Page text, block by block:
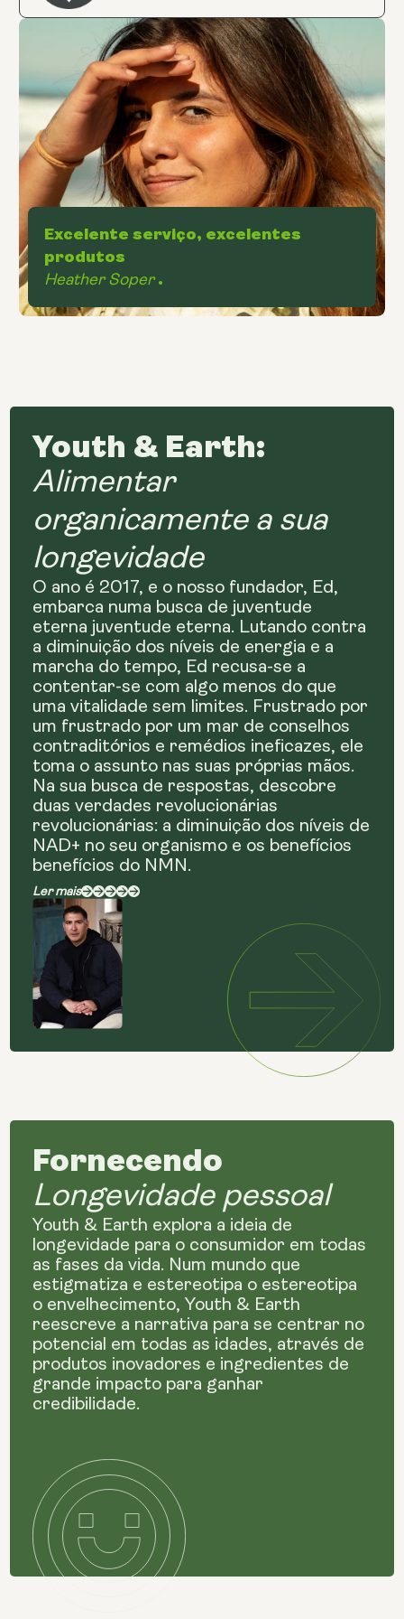
Excelente serviço, excelentes
produtos
Heather Soper .
Youth & Earth:
Alimentar
organicamente a sua
longevidade
O ano é 2017, e o nosso fundador, Ed,
embarca numa busca de juventude
eterna juventude eterna. Lutando contra
a diminuição dos níveis de energia e a
marcha do tempo, Ed recusa-se a
contentar-se com algo menos do que
uma vitalidade sem limites. Frustrado por
um frustrado por um mar de conselhos
contraditórios e remédios ineficazes, ele
toma o assunto nas suas próprias mãos.
Na sua busca de respostas, descobre
duas verdades revolucionárias
revolucionárias: a diminuição dos níveis de
NAD+ no seu organismo e os benefícios
benefícios do NMN.
Ler mais
Fornecendo
Longevidade pessoal
Youth & Earth explora a ideia de
longevidade para o consumidor em todas
as fases da vida. Num mundo que
estigmatiza e estereotipa o estereotipa
o envelhecimento, Youth & Earth
reescreve a narrativa para se centrar no
potencial em todas as idades, através de
produtos inovadores e ingredientes de
grande impacto para ganhar
credibilidade.